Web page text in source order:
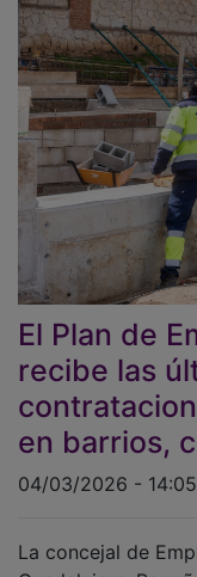
El Plan de
recibe las
en barrios,
04/03/2026 - 14:05
Guadalajara,